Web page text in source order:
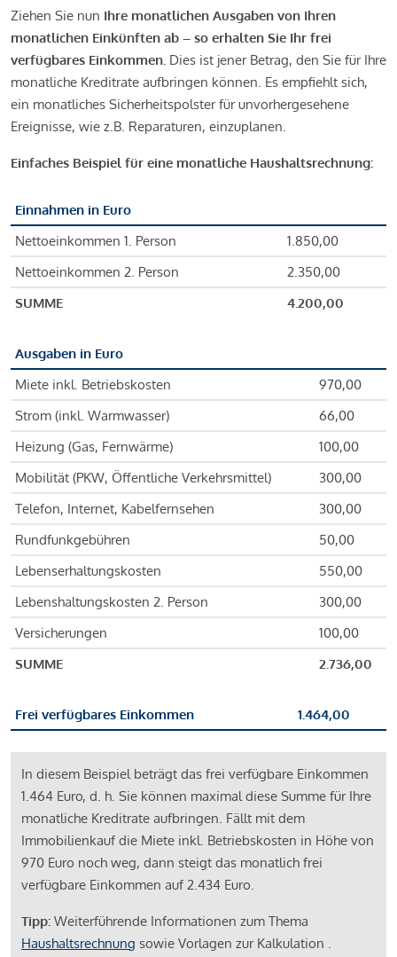
Ziehen Sie nun Ihre monatlichen Ausgaben von Ihren
monatlichen Einkünften ab – so erhalten Sie Ihr frei
verfügbares Einkommen. Dies ist jener Betrag, den Sie für Ihre
monatliche Kreditrate aufbringen können. Es empfiehlt sich,
ein monatliches Sicherheitspolster für unvorhergesehene
Ereignisse, wie z.B. Reparaturen, einzuplanen.
Einfaches Beispiel für eine monatliche Haushaltsrechnung:
Einnahmen in Euro
Nettoeinkommen 1. Person
1.850,00
Nettoeinkommen 2. Person
2.350,00
SUMME
4.200,00
Ausgaben in Euro
Miete inkl. Betriebskosten
970,00
Strom (inkl. Warmwasser)
66,00
Heizung (Gas, Fernwärme)
100,00
Mobilität (PKW, Öffentliche Verkehrsmittel)
300,00
Telefon, Internet, Kabelfernsehen
300,00
Rundfunkgebühren
50,00
Lebenserhaltungskosten
550,00
Lebenshaltungskosten 2. Person
300,00
Versicherungen
100,00
SUMME
2.736,00
Frei verfügbares Einkommen 1.464,00
In diesem Beispiel beträgt das frei verfügbare Einkommen
1.464 Euro, d. h. Sie können maximal diese Summe für Ihre
monatliche Kreditrate aufbringen. Fällt mit dem
Immobilienkauf die Miete inkl. Betriebskosten in Höhe von
970 Euro noch weg, dann steigt das monatlich frei
verfügbare Einkommen auf 2.434 Euro.
Tipp: Weiterführende Informationen zum Thema
Haushaltsrechnung sowie Vorlagen zur Kalkulation .